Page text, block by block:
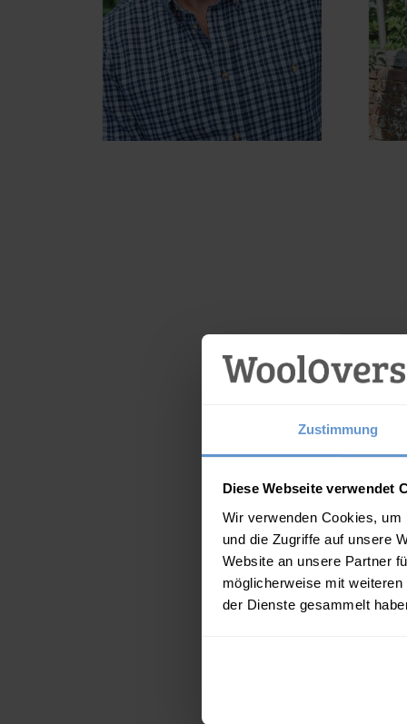
Zustimmung
Diese Webseite verwendet
Wir verwenden Cookies,
und die Zugriffe auf unsere
Website an unsere Partner
möglicherweise mit
der Dienste gesammelt